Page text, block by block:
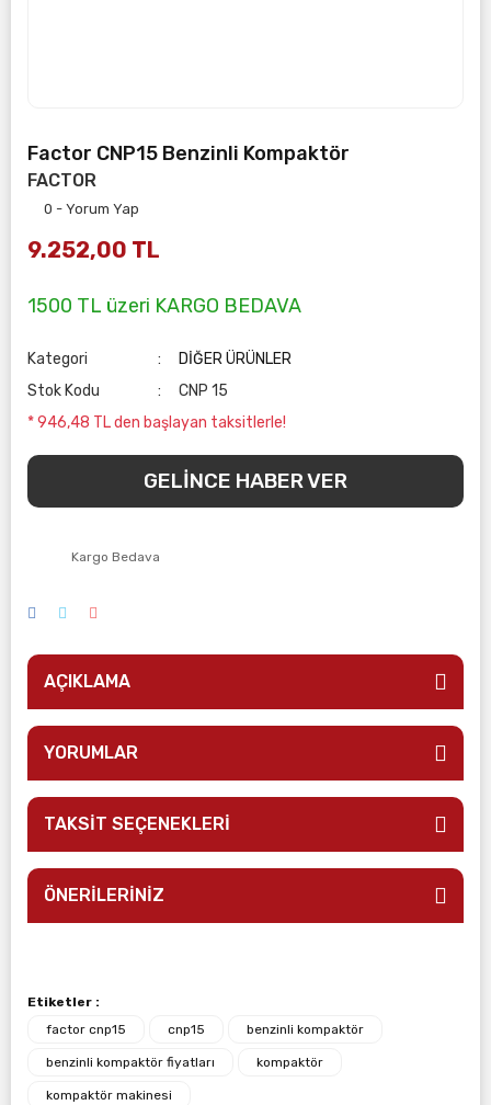
Factor CNP15 Benzinli Kompaktör
FACTOR
0 - Yorum Yap
9.252,00 TL
1500 TL üzeri KARGO BEDAVA
Kategori
DİĞER ÜRÜNLER
Stok Kodu
CNP 15
* 946,48 TL den başlayan taksitlerle!
GELİNCE HABER VER
Kargo Bedava
AÇIKLAMA
YORUMLAR
TAKSİT SEÇENEKLERİ
ÖNERİLERİNİZ
Etiketler :
factor cnp15
cnp15 benzinli kompaktör
benzinli kompaktör fiyatları kompaktör
kompaktör makinesi